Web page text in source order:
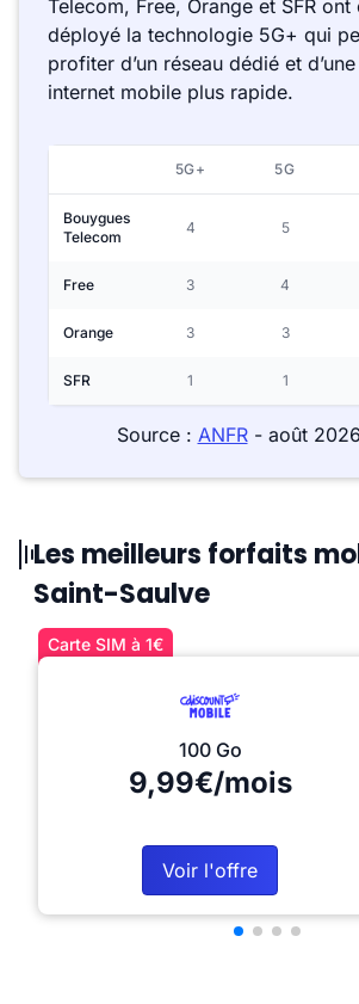
Telecom, Free, Orange et SFR ont
déployé la technologie 5G+ qui
profiter d’un réseau dédié et
internet mobile plus rapide.
5G+ 5G
Bouygues
Telecom
4 5
Free 3 4
Orange 3 3
SFR 1 1
Source : ANFR- août 2026
Les meilleurs forfaits
Saint-Saulve
Carte SIM à 1€
100 Go
9,99€/mois
Voir l'offre